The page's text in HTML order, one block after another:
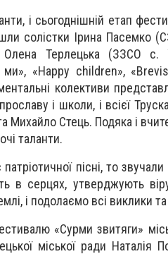
і сьогоднішній етап
солістки Ірина Пасемко
Терлецька (ЗЗСО с.
ми», «Happy children»,
колективи
і школи, і всієї
Михайло Стець. Подяка і
таланти.
пісні, то звучали
в серцях, утверджують
і подолаємо всі виклики
«Сурми звитяги»
міської ради Наталія